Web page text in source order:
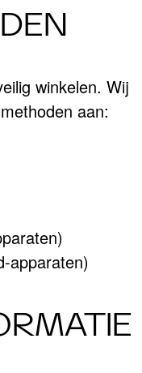
winkelen. Wij
aan:
apparaten)